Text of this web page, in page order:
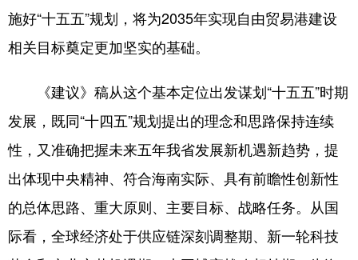
施好“十五五”规划，将为2035年实现自由贸易港建设
相关目标奠定更加坚实的基础。
《建议》稿从这个基本定位出发谋划“十五五”时期
发展，既同“十四五”规划提出的理念和思路保持连续
性，又准确把握未来五年我省发展新机遇新趋势，提
出体现中央精神、符合海南实际、具有前瞻性创新性
的总体思路、重大原则、主要目标、战略任务。从国
际看，全球经济处于供应链深刻调整期、新一轮科技